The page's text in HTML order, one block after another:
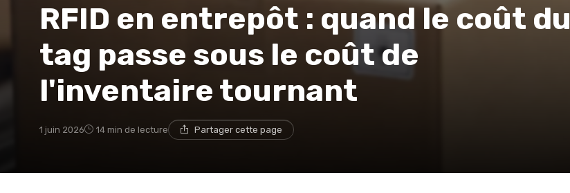
RFID en entrepôt : quand le coût du
tag passe sous le coût de
l'inventaire tournant
1 juin 2026 14 min de lecture Partager cette page